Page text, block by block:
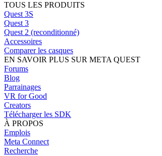
TOUS LES PRODUITS
Quest 3S
Quest 3
Quest 2 (reconditionné)
Accessoires
Comparer les casques
EN SAVOIR PLUS SUR META QUEST
Forums
Blog
Parrainages
VR for Good
Creators
Télécharger les SDK
À PROPOS
Emplois
Meta Connect
Recherche